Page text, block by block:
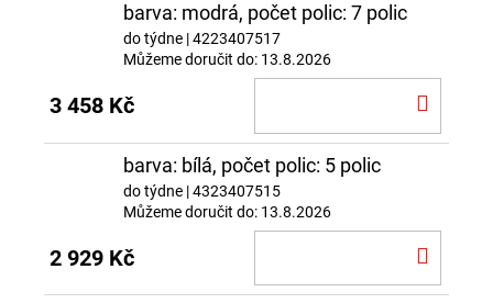
barva: modrá, počet polic: 7 polic
do týdne | 4223407517
Můžeme doručit do: 13.8.2026
3 458 Kč
barva: bílá, počet polic: 5 polic
do týdne | 4323407515
Můžeme doručit do: 13.8.2026
2 929 Kč